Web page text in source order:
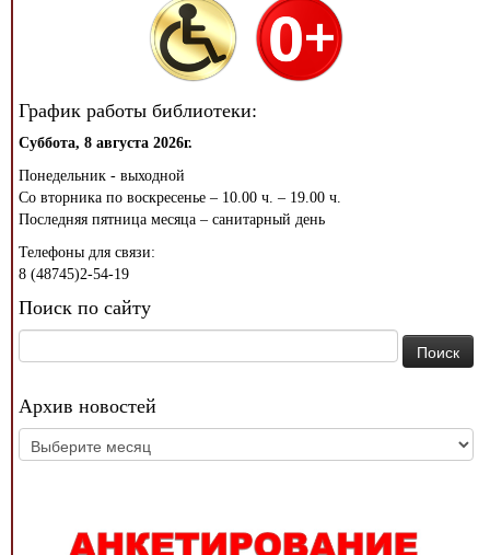
График работы библиотеки:
Суббота, 8 августа 2026г.
Понедельник - выходной
Со вторника по воскресенье – 10.00 ч. – 19.00 ч.
Последняя пятница месяца – санитарный день
Телефоны для связи:
8 (48745)2-54-19
Поиск по сайту
Архив новостей
Архив
новостей